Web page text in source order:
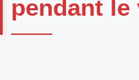
pendant le